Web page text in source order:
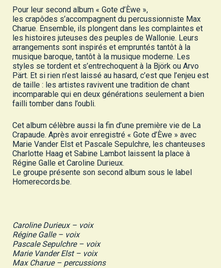
Pour leur second album « Gote d’Èwe »,
les crapôdes s’accompagnent du percussionniste Max
Charue. Ensemble, ils plongent dans les complaintes et
les histoires juteuses des peuples de Wallonie. Leurs
arrangements sont inspirés et empruntés tantôt à la
musique baroque, tantôt à la musique moderne. Les
styles se tordent et s’entrechoquent à la Björk ou Arvo
Pärt. Et si rien n’est laissé au hasard, c’est que l’enjeu est
de taille : les artistes ravivent une tradition de chant
incomparable qui en deux générations seulement a bien
failli tomber dans l’oubli.
Cet album célèbre aussi la fin d’une première vie de La
Crapaude. Après avoir enregistré « Gote d’Èwe » avec
Marie Vander Elst et Pascale Sepulchre, les chanteuses
Charlotte Haag et Sabine Lambot laissent la place à
Régine Galle et Caroline Durieux.
Le groupe présente son second album sous le label
Homerecords.be.
Caroline Durieux – voix
Régine Galle – voix
Pascale Sepulchre – voix
Marie Vander Elst – voix
Max Charue – percussions